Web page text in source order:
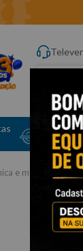
Digite aqui
e
e motor